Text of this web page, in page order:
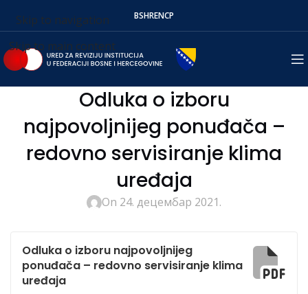
Skip to navigation
Skip to main content
BSHRENСР
Odluka o izboru
najpovoljnijeg ponuđača –
redovno servisiranje klima
uređaja
On 24. децембар 2021.
Odluka o izboru najpovoljnijeg
ponuđača – redovno servisiranje klima
uređaja